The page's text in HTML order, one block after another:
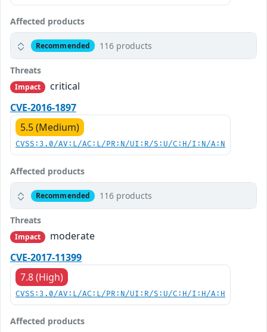
Affected products
Recommended 116 products
Threats
Impact
critical
CVE-2016-1897
5.5 (Medium)
CVSS:3.0/AV:L/AC:L/PR:N/UI:R/S:U/C:H/I:N/A:N
Affected products
Recommended 116 products
Threats
Impact
moderate
CVE-2017-11399
7.8 (High)
CVSS:3.0/AV:L/AC:L/PR:N/UI:R/S:U/C:H/I:H/A:H
Affected products